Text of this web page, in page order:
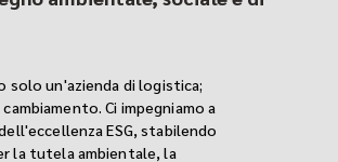
solo un'azienda di logistica;
Ci impegniamo a
ESG, stabilendo
la tutela ambientale, la